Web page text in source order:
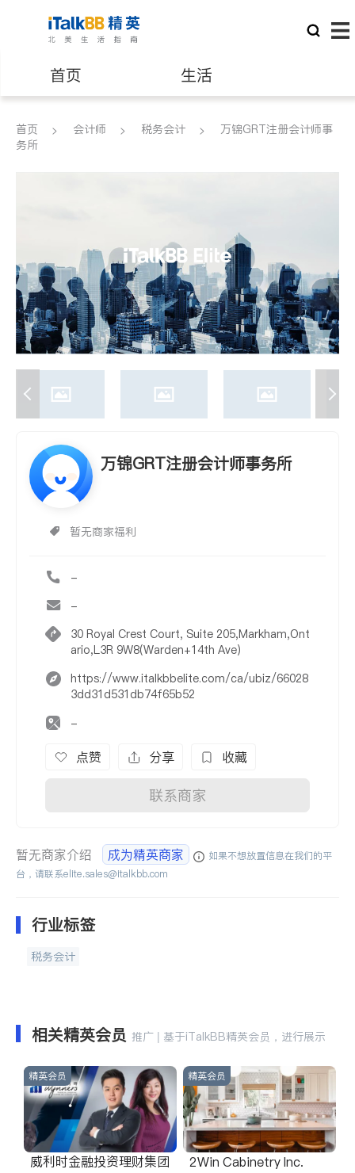
首页 生活
医生 律师
建筑装修
首页 会计师 税务会计
万锦GRT注册会计师事
务所
万锦GRT注册会计师事务所
暂无商家福利
-
-
30 Royal Crest Court, Suite 205,Markham,Ont
ario,L3R 9W8(Warden+14th Ave)
https://www.italkbbelite.com/ca/ubiz/66028
3dd31d531db74f65b52
-
点赞 分享 收藏
联系商家
暂无商家介绍 成为精英商家
如果不想放置信息在我们的平
台，请联系elite.sales@italkbb.com
行业标签
税务会计
相关精英会员 推广 | 基于iTalkBB精英会员，进行展示
精英会员
威利时金融投资理财集团
精英会员
2Win Cabinetry Inc.